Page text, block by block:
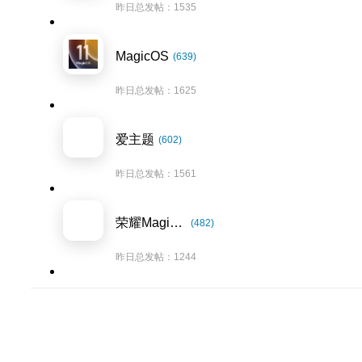
昨日总发帖：1535
MagicOS (639)
昨日总发帖：1625
爱主题 (602)
昨日总发帖：1561
荣耀Magic8系列 (482)
昨日总发帖：1244